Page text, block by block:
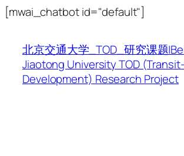
[mwai_chatbot id="default"]
内
容
北京交通大学_TOD_研究课题
Jiaotong University TOD
Development) Research Project